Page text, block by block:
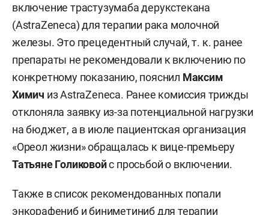
включение трастузумаба дерукстекана
(AstraZeneca) для терапии рака молочной
железы. Это прецедентный случай, т. к. ранее
препараты не рекомендовали к включению по
конкретному показанию, пояснил Максим
Химич из AstraZeneca. Ранее комиссия трижды
отклоняла заявку из-за потенциальной нагрузки
на бюджет, а в июле пациентская организация
«Ореол жизни» обращалась к вице-премьеру
Татьяне Голиковойс просьбой о включении.
Также в список рекомендованных попали
энкорафениб и биниметиниб для терапии